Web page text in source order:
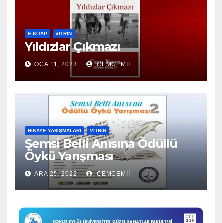
E-KİTAP VITRIN
Yıldızlar Çıkmazı
OCA 11, 2023 CEMCEMII
HIKAYE YARIŞMALARI VITRIN
Şemsi Belli Anısına Ödüllü
Öykü Yarışması
ARA 25, 2022 CEMCEMII